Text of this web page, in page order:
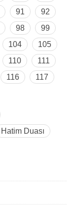
91
92
98
99
104
105
110
111
116
117
Hatim Duası